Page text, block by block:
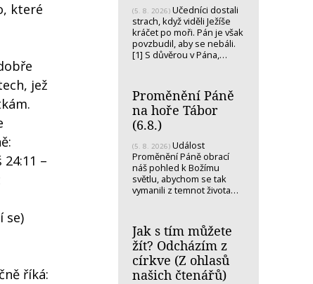
které
jež
–
se)
říká:
(5. 8. 2026) Učedníci dostali
strach, když viděli Ježíše
kráčet po moři. Pán je však
povzbudil, aby se nebáli.
[1] S důvěrou v Pána,…
Proměnění Páně
na hoře Tábor
(6.8.)
(5. 8. 2026) Událost
Proměnění Páně obrací
náš pohled k Božímu
světlu, abychom se tak
vymanili z temnot života…
Jak s tím můžete
žít? Odcházím z
církve (Z ohlasů
našich čtenářů)